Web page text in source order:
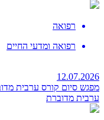
רפואה
רפואה ומדעי החיים
12.07.2026
מפגש סיום קורס ערבית
ערבית מדוברת